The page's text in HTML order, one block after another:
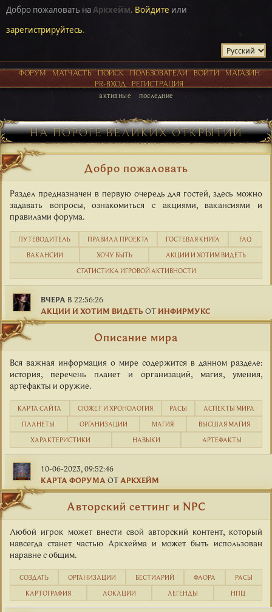
Добро пожаловать наАркхейм. Войдите или
зарегистрируйтесь.
ФОРУМ МАТЧАСТЬ ПОИСК ПОЛЬЗОВАТЕЛИ ВОЙТИ
МАГАЗИН
PR-ВХОД
РЕГИСТРАЦИЯ
активные последние
НА ПОРОГЕ ВЕЛИКИХ ОТКРЫТИЙ
Добро пожаловать
Раздел предназначен в первую очередь для гостей, здесь можно
задавать вопросы, ознакомиться с акциями, вакансиями и
правилами форума.
ПУТЕВОДИТЕЛЬ ПРАВИЛА ПРОЕКТА ГОСТЕВАЯ КНИГА
FAQ
ВАКАНСИИ
ХОЧУ БЫТЬ
АКЦИИ И ХОТИМ ВИДЕТЬ
СТАТИСТИКА ИГРОВОЙ АКТИВНОСТИ
ВЧЕРА В 22:56:26
АКЦИИ И ХОТИМ ВИДЕТЬОТИНФИРМУКС
Описание мира
Вся важная информация о мире содержится в данном разделе:
история, перечень планет и организаций, магия, умения,
артефакты и оружие.
КАРТА САЙТА CЮЖЕТ И ХРОНОЛОГИЯ РАСЫ
АСПЕКТЫ МИРА
ПЛАНЕТЫ
ОРГАНИЗАЦИИ МАГИЯ
ВЫСШАЯ МАГИЯ
ХАРАКТЕРИСТИКИ
НАВЫКИ АРТЕФАКТЫ
10-06-2023, 09:52:46
КАРТА ФОРУМА ОТ АРКХЕЙМ
Авторский сеттинг и NPC
Любой игрок может внести свой авторский контент, который
навсегда станет частью Аркхейма и может быть использован
наравне с общим.
СОЗДАТЬ ОРГАНИЗАЦИИ БЕСТИАРИЙ ФЛОРА
РАСЫ
КАРТОГРАФИЯ
ЛОКАЦИИ ЛЕГЕНДЫ НПЦ